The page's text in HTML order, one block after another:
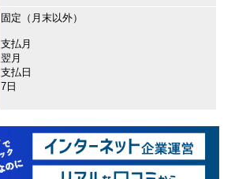
固定（月末以外）
支払月
翌月
支払日
7日